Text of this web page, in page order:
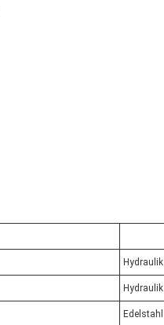
Hydraulik
Hydraulik
Edelstahl